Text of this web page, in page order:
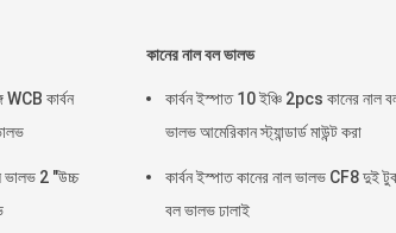
WCB কার্বন
2 "উচ্চ
কানের নাল বল ভালভ
কার্বন ইস্পাত 10 ইঞ্চি 2pcs কানের নাল
ভালভ আমেরিকান স্ট্যান্ডার্ড মাউন্ট করা
কার্বন ইস্পাত কানের নাল ভালভ CF8 দুই
বল ভালভ ঢালাই